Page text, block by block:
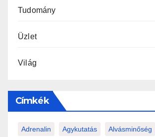
Tudomány
Üzlet
Világ
Címkék
Adrenalin Agykutatás Alvásminőség